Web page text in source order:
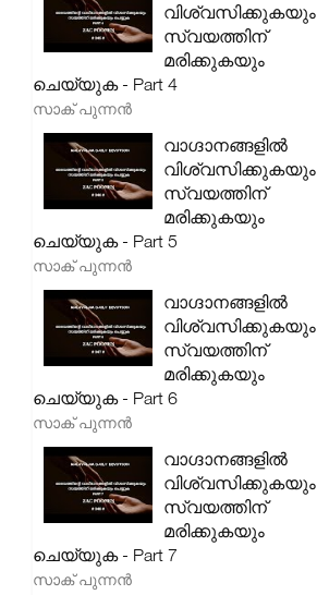
വിശ്വസിക്കുകയും
സ്വയത്തിന്
മരിക്കുകയും
ചെയ്യുക - Part 4
സാക് പുന്നൻ
വാഗ്ദാനങ്ങളിൽ
വിശ്വസിക്കുകയും
സ്വയത്തിന്
മരിക്കുകയും
ചെയ്യുക - Part 5
സാക് പുന്നൻ
വാഗ്ദാനങ്ങളിൽ
വിശ്വസിക്കുകയും
സ്വയത്തിന്
മരിക്കുകയും
ചെയ്യുക - Part 6
സാക് പുന്നൻ
വാഗ്ദാനങ്ങളിൽ
വിശ്വസിക്കുകയും
സ്വയത്തിന്
മരിക്കുകയും
ചെയ്യുക - Part 7
സാക് പുന്നൻ